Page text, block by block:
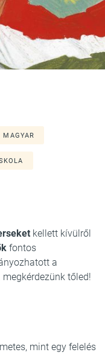
MAGYAR
kellett kívülről
fontos
a
tőled!
mint egy felelés